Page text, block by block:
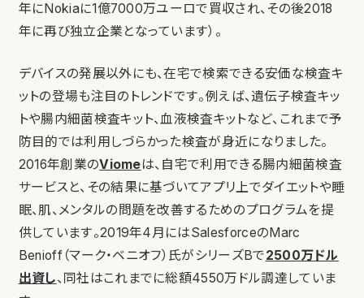
年にNokiaに1億7000万ユーロで買収され、その後2018
年に再び独立企業となっています）。
デバイスの発展以外にも、在宅で検索できる安価な検査キ
ットの登場も注目のトレンドです。例えば、遺伝子検査キッ
トや腸内細菌検査キット、血液検査キットなど、これまで予
防目的では利用しづらかった検査が身近になりました。
2016年創業のViomeは、自宅で利用できる腸内細菌検査
サービスと、その結果に基づいてアプリ上でダイエットや睡
眠、肌、メンタルの問題を改善するためのプログラムを提
供しています。2019年4月にはSalesforceのMarc
Benioff（マーク・ベニオフ）氏がシリーズBで2500万ドル
出資し、同社はこれまでに総額4550万ドル調達していま